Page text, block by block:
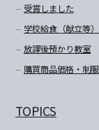
受賞しました
学校給食（献立等）
放課後預かり教室
購買商品価格・制
TOPICS